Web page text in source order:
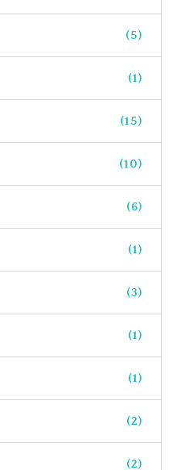
(5)
(1)
(15)
(10)
(6)
(1)
(3)
(1)
(1)
(2)
(2)